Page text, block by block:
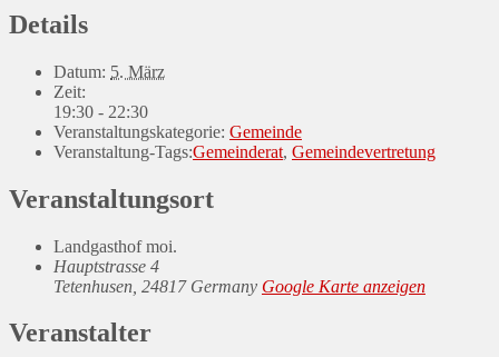
Details
Datum: 5. März
Zeit:
19:30 - 22:30
Veranstaltungskategorie: Gemeinde
Veranstaltung-Tags:Gemeinderat, Gemeindevertretung
Veranstaltungsort
Landgasthof moi.
Hauptstrasse 4
Tetenhusen 24817 Germany Google Karte anzeigen
Veranstalter